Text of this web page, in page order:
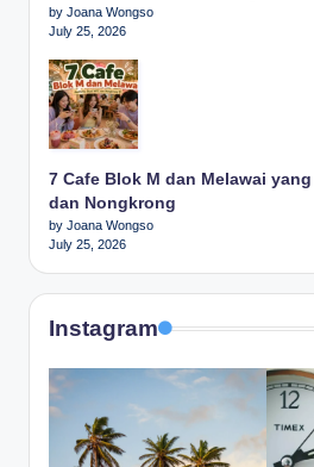
by Joana Wongso
July 25, 2026
7 Cafe Blok M dan Melawai
dan Nongkrong
by Joana Wongso
July 25, 2026
Instagram